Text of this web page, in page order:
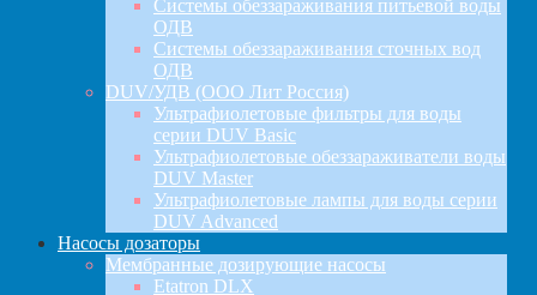
Системы обеззараживания питьевой воды
ОДВ
Системы обеззараживания сточных вод
ОДВ
DUV/УДВ (ООО Лит Россия)
Ультрафиолетовые фильтры для воды
серии DUV Basic
Ультрафиолетовые обеззараживатели воды
DUV Master
Ультрафиолетовые лампы для воды серии
DUV Advanced
Насосы дозаторы
Мембранные дозирующие насосы
Etatron DLX